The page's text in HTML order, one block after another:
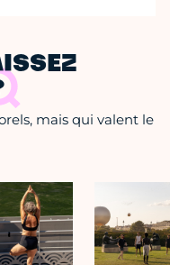
mais qui valent le